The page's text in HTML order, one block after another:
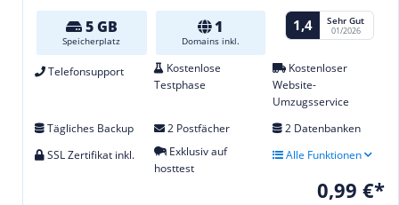
5 GB
Speicherplatz
1
Domains inkl.
1,4 Sehr Gut
01/2026
Telefonsupport
Kostenlose
Testphase
Kostenloser
Website-
Umzugsservice
Tägliches Backup
2 Postfächer
2 Datenbanken
SSL Zertifikat inkl.
Exklusiv auf
hosttest
Alle Funktionen
0,99 €*